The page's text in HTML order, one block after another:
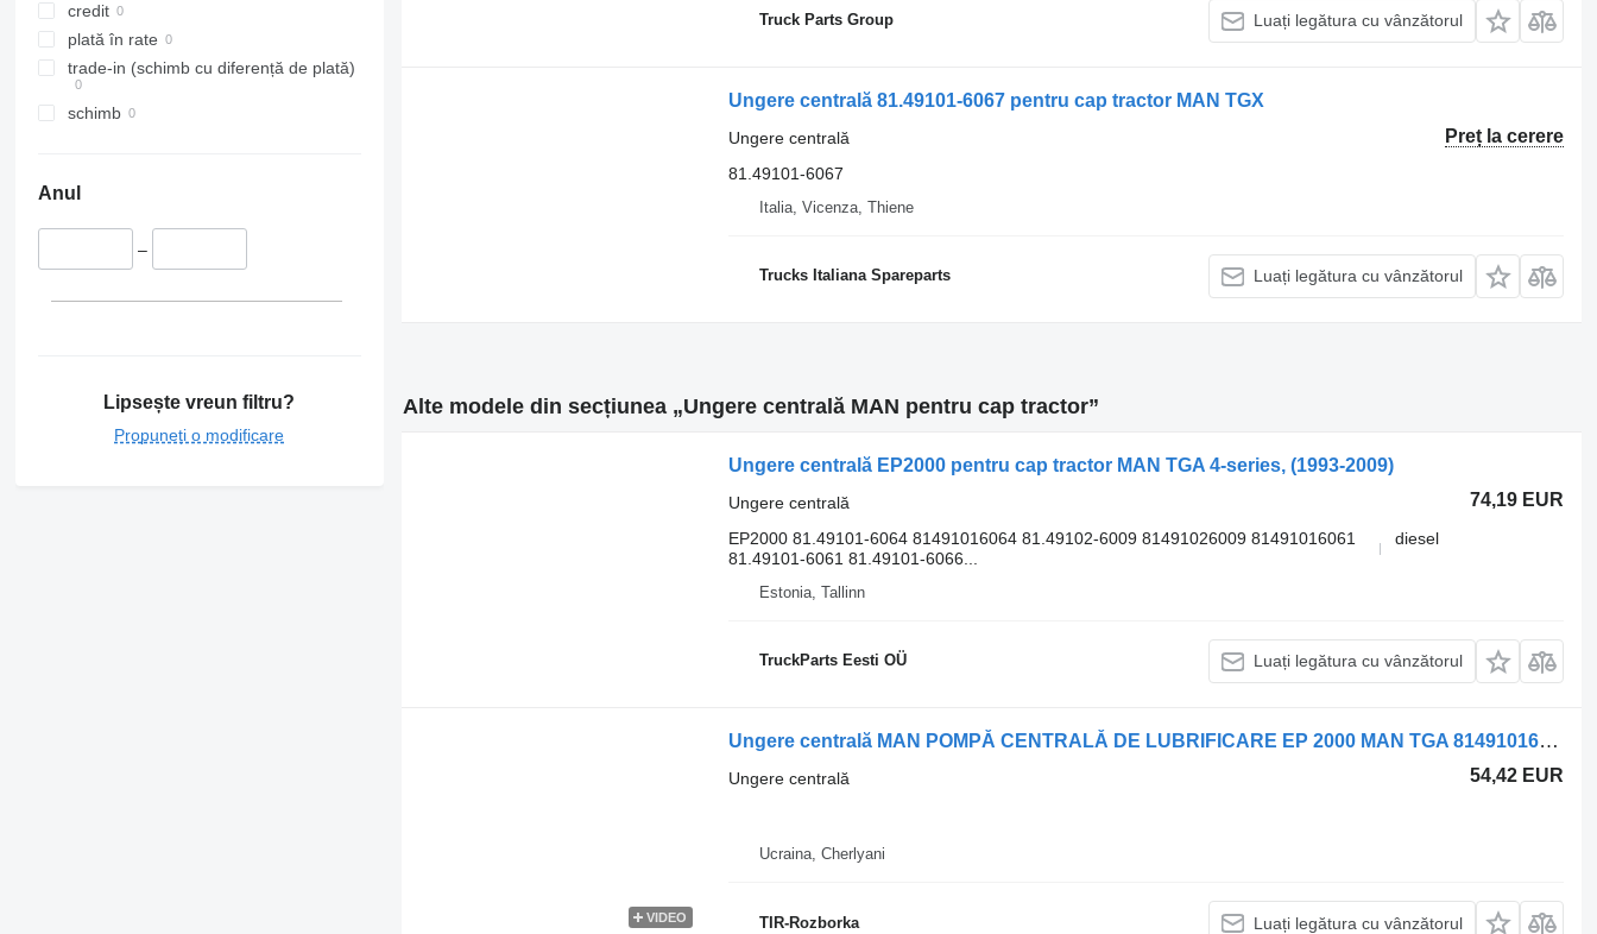
credit
plată în rate
trade-in (schimb cu diferență de plată)
schimb
Anul
–
Lipsește vreun filtru?
Propuneți o modificare
Truck Parts Group Luați legătura cu vânzătorul
Ungere centrală 81.49101-6067 pentru cap tractor MAN TGX
Preț la cerere
Ungere centrală
81.49101-6067
Italia, Vicenza, Thiene
Trucks Italiana Spareparts Luați legătura cu vânzătorul
Alte modele din secțiunea „Ungere centrală MAN pentru cap tractor”
Ungere centrală EP2000 pentru cap tractor MAN TGA 4-series, (1993-2009)
74,19 EUR
Ungere centrală
EP2000 81.49101-6064 81491016064 81.49102-6009 81491026009 81491016061
81.49101-6061 81.49101-6066...
diesel
Estonia, Tallinn
TruckParts Eesti OÜ Luați legătura cu vânzătorul
VIDEO
Ungere centrală MAN POMPĂ CENTRALĂ DE LUBRIFICARE EP 2000 MAN TGA 81491016064 pentru cap tractor MAN TGA
54,42 EUR
Ungere centrală
Ucraina, Cherlyani
TIR-Rozborka Luați legătura cu vânzătorul